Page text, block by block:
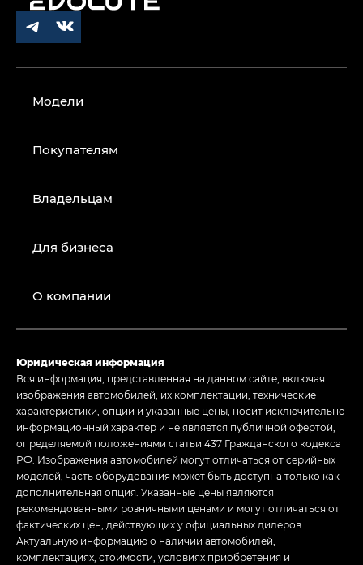
Модели
Покупателям
Владельцам
Для бизнеса
О компании
Юридическая информация
Вся информация, представленная на данном сайте, включая
изображения автомобилей, их комплектации, технические
характеристики, опции и указанные цены, носит исключительно
информационный характер и не является публичной офертой,
определяемой положениями статьи 437 Гражданского кодекса
РФ. Изображения автомобилей могут отличаться от серийных
моделей, часть оборудования может быть доступна только как
дополнительная опция. Указанные цены являются
рекомендованными розничными ценами и могут отличаться от
фактических цен, действующих у официальных дилеров.
Актуальную информацию о наличии автомобилей,
комплектациях, стоимости, условиях приобретения и